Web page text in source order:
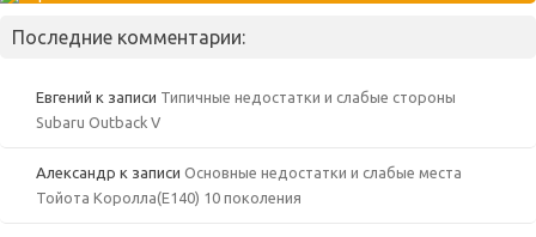
Последние комментарии:
Евгений к записи Типичные недостатки и слабые стороны
Subaru Outback V
Александр к записи Основные недостатки и слабые места
Тойота Королла(Е140) 10 поколения